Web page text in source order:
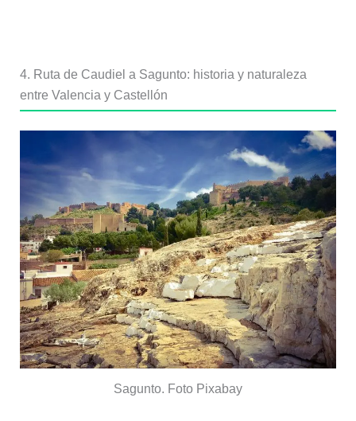
4. Ruta de Caudiel a Sagunto: historia y naturaleza
entre Valencia y Castellón
Sagunto. Foto Pixabay